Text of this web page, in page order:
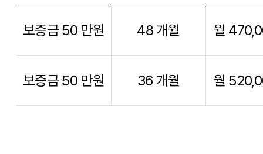
보증금 50 만원 48 개월 월
보증금 50 만원 36 개월 월